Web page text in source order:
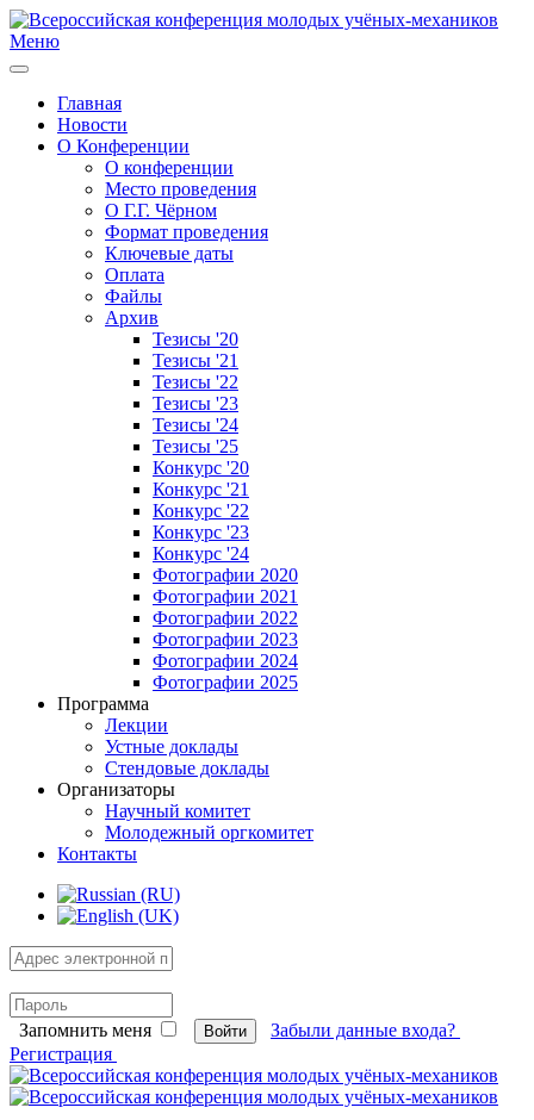
Меню
Главная
Новости
О Конференции
О конференции
Место проведения
О Г.Г. Чёрном
Формат проведения
Ключевые даты
Оплата
Файлы
Архив
Тезисы '20
Тезисы '21
Тезисы '22
Тезисы '23
Тезисы '24
Тезисы '25
Конкурс '20
Конкурс '21
Конкурс '22
Конкурс '23
Конкурс '24
Фотографии 2020
Фотографии 2021
Фотографии 2022
Фотографии 2023
Фотографии 2024
Фотографии 2025
Программа
Лекции
Устные доклады
Стендовые доклады
Организаторы
Научный комитет
Молодежный оргкомитет
Контакты
Запомнить меня Войти
Забыли данные входа?
Регистрация